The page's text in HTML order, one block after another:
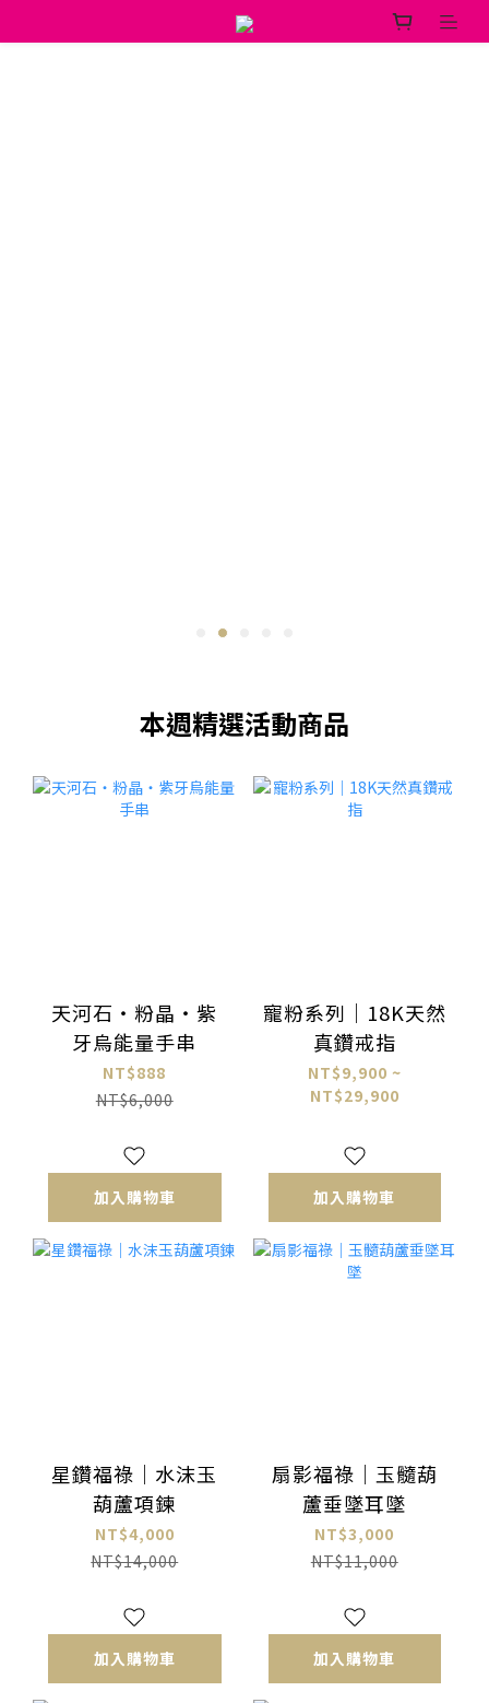
本週精選活動商品
天河石・粉晶・紫
牙烏能量手串
NT$888
NT$6,000
加入購物車
寵粉系列｜18K天然
真鑽戒指
NT$9,900 ~
NT$29,900
加入購物車
星鑽福祿｜水沫玉
葫蘆項鍊
NT$4,000
NT$14,000
加入購物車
扇影福祿｜玉髓葫
蘆垂墜耳墜
NT$3,000
NT$11,000
加入購物車